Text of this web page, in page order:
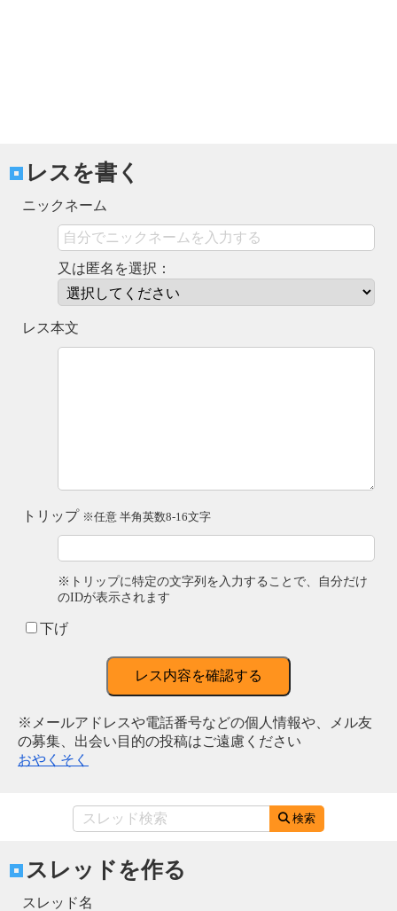
レスを書く
ニックネーム
又は匿名を選択：
レス本文
トリップ ※任意 半角英数8-16文字
※トリップに特定の文字列を入力することで、自分だけ
のIDが表示されます
下げ
レス内容を確認する
※メールアドレスや電話番号などの個人情報や、メル友
の募集、出会い目的の投稿はご遠慮ください
おやくそく
検索
スレッドを作る
スレッド名